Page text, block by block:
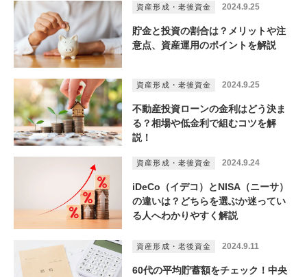
資産形成・老後資金 2024.9.25
貯金と投資の割合は？メリットや注
意点、資産運用のポイントを解説
資産形成・老後資金 2024.9.25
不動産投資ローンの金利はどう決ま
る？相場や低金利で組むコツを解
説！
資産形成・老後資金 2024.9.24
iDeCo（イデコ）とNISA（ニーサ）
の違いは？どちらを選ぶか迷ってい
る人へわかりやすく解説
資産形成・老後資金 2024.9.11
60代の平均貯蓄額をチェック！中央